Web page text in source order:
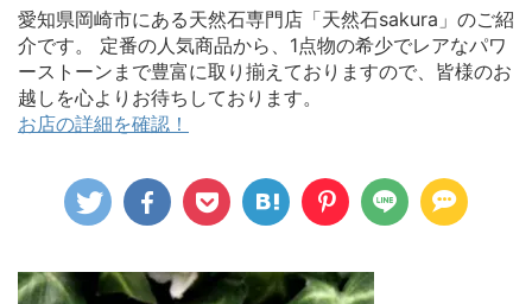
愛知県岡崎市にある天然石専門店「天然石sakura」のご紹
介です。 定番の人気商品から、1点物の希少でレアなパワ
ーストーンまで豊富に取り揃えておりますので、皆様のお
越しを心よりお待ちしております。
お店の詳細を確認！